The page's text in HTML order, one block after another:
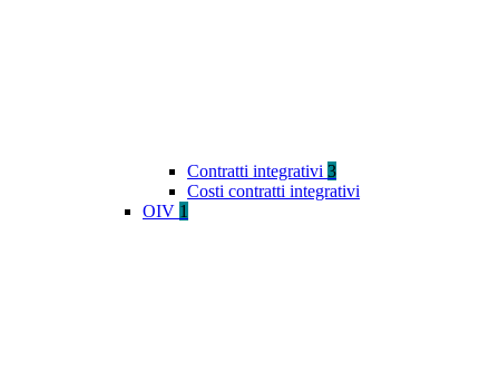
Contratti integrativi 3
Costi contratti integrativi
OIV 1